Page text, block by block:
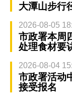
大潭山步行
2026-08-05
市政署本周
处理食材要
2026-08-04
市政署活动
接受报名